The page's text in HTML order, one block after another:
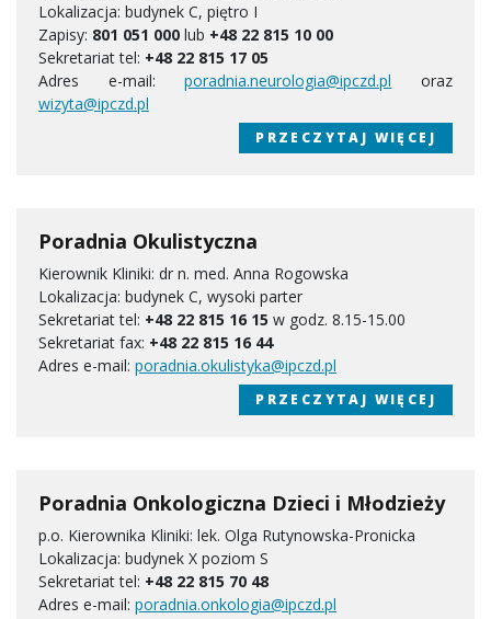
Lokalizacja: budynek C, piętro I
Zapisy: 801 051 000 lub +48 22 815 10 00
Sekretariat tel: +48 22 815 17 05
Adres e-mail:poradnia.neurologia@ipczd.pl oraz
wizyta@ipczd.pl
PRZECZYTAJ WIĘCEJ
Poradnia Okulistyczna
Kierownik Kliniki: dr n. med. Anna Rogowska
Lokalizacja: budynek C, wysoki parter
Sekretariat tel: +48 22 815 16 15 w godz. 8.15-15.00
Sekretariat fax: +48 22 815 16 44
Adres e-mail: poradnia.okulistyka@ipczd.pl
PRZECZYTAJ WIĘCEJ
Poradnia Onkologiczna Dzieci i Młodzieży
p.o. Kierownika Kliniki: lek. Olga Rutynowska-Pronicka
Lokalizacja: budynek X poziom S
Sekretariat tel: +48 22 815 70 48
Adres e-mail: poradnia.onkologia@ipczd.pl